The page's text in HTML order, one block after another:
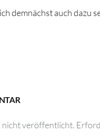
demnächst auch dazu
nicht veröffentlicht.